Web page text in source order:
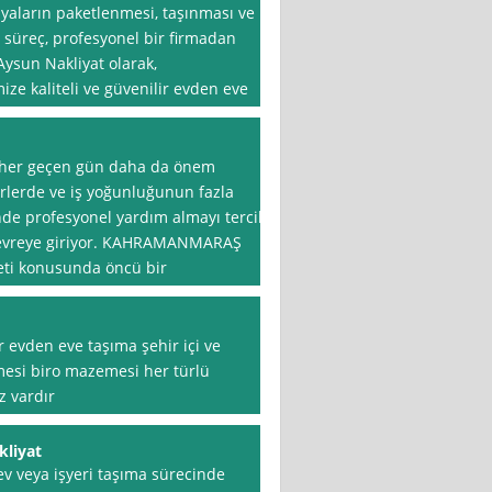
paketlenmesi, taşınması ve
profesyonel bir firmadan
Nakliyat olarak,
kaliteli ve güvenilir evden eve
geçen gün daha da önem
ve iş yoğunluğunun fazla
profesyonel yardım almayı tercih
giriyor. KAHRAMANMARAŞ
konusunda öncü bir
eve taşıma şehir içi ve
biro mazemesi her türlü
vardır
veya işyeri taşıma sürecinde